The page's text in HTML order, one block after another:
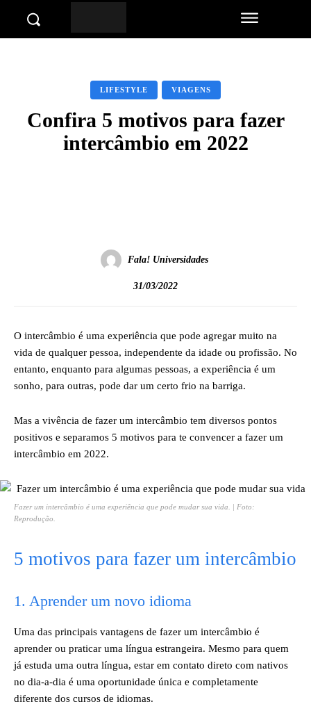
LIFESTYLE VIAGENS
Confira 5 motivos para fazer
intercâmbio em 2022
Fala! Universidades
31/03/2022
O intercâmbio é uma experiência que pode agregar muito na
vida de qualquer pessoa, independente da idade ou profissão. No
entanto, enquanto para algumas pessoas, a experiência é um
sonho, para outras, pode dar um certo frio na barriga.
Mas a vivência de fazer um intercâmbio tem diversos pontos
positivos e separamos 5 motivos para te convencer a fazer um
intercâmbio em 2022.
Fazer um intercâmbio é uma experiência que pode mudar sua vida. | Foto:
Reprodução.
5 motivos para fazer um intercâmbio
1. Aprender um novo idioma
Uma das principais vantagens de fazer um intercâmbio é
aprender ou praticar uma língua estrangeira. Mesmo para quem
já estuda uma outra língua, estar em contato direto com nativos
no dia-a-dia é uma oportunidade única e completamente
diferente dos cursos de idiomas.